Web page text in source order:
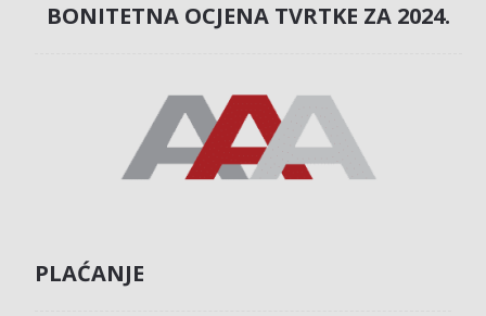
BONITETNA OCJENA TVRTKE ZA 2024.
PLAĆANJE